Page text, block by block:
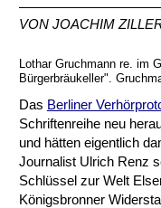
VON JOACHIM
Lothar Gruchmann re. im
Bürgerbräukeller".
Das Berliner
Schriftenreihe neu
und hätten eigentlich
Journalist Ulrich Renz
Schlüssel zur Welt
Königsbronner